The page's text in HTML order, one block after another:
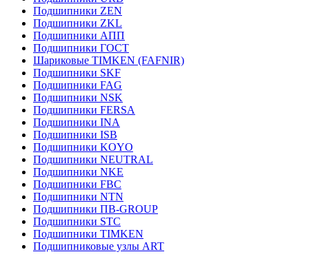
Подшипники ZEN
Подшипники ZKL
Подшипники АПП
Подшипники ГОСТ
Шариковые ТІMKEN (FAFNIR)
Подшипники SKF
Подшипники FAG
Подшипники NSK
Подшипники FERSA
Подшипники INA
Подшипники ISB
Подшипники KOYO
Подшипники NEUTRAL
Подшипники NKE
Подшипники FBC
Подшипники NTN
Подшипники ПВ-GROUP
Подшипники STC
Подшипники TIMKEN
Подшипниковые узлы ART